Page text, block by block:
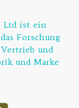
Ltd ist ein
Forschung
und
und Marke